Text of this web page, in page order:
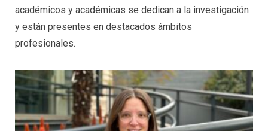
académicos y académicas se dedican a la investigación
y están presentes en destacados ámbitos
profesionales.